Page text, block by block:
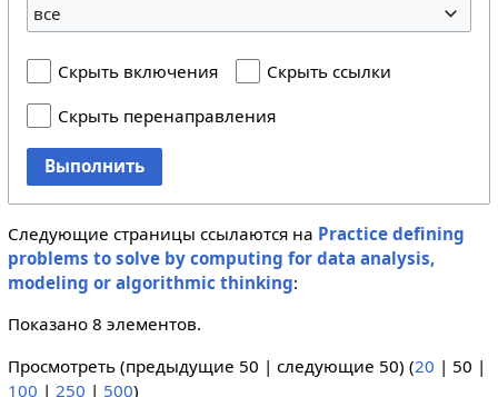
все
Скрыть включения
Скрыть ссылки
Скрыть перенаправления
Выполнить
Следующие страницы ссылаются на Practice defining
problems to solve by computing for data analysis,
modeling or algorithmic thinking:
Показано 8 элементов.
Просмотреть (предыдущие 50 | следующие 50) (20 | 50 |
100 | 250 | 500)